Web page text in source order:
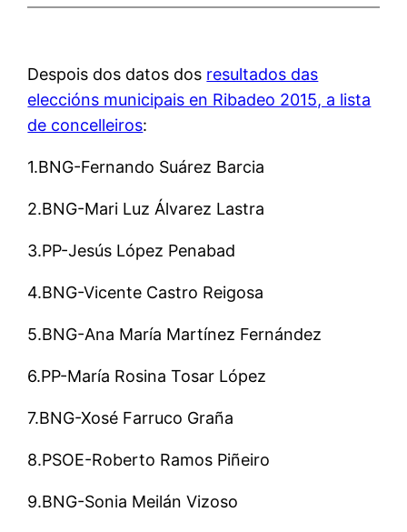
Despois dos datos dos resultados das
eleccións municipais en Ribadeo 2015, a lista
de concelleiros:
1.BNG-Fernando Suárez Barcia
2.BNG-Mari Luz Álvarez Lastra
3.PP-Jesús López Penabad
4.BNG-Vicente Castro Reigosa
5.BNG-Ana María Martínez Fernández
6.PP-María Rosina Tosar López
7.BNG-Xosé Farruco Graña
8.PSOE-Roberto Ramos Piñeiro
9.BNG-Sonia Meilán Vizoso